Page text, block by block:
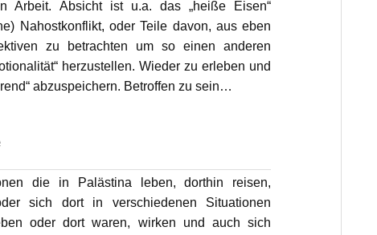
Arbeit. Absicht ist u.a. das „heiße Eisen“
Nahostkonflikt, oder Teile davon, aus eben
zu betrachten um so einen anderen
herzustellen. Wieder zu erleben und
abzuspeichern. Betroffen zu sein…
die in Palästina leben, dorthin reisen,
sich dort in verschiedenen Situationen
oder dort waren, wirken und auch sich